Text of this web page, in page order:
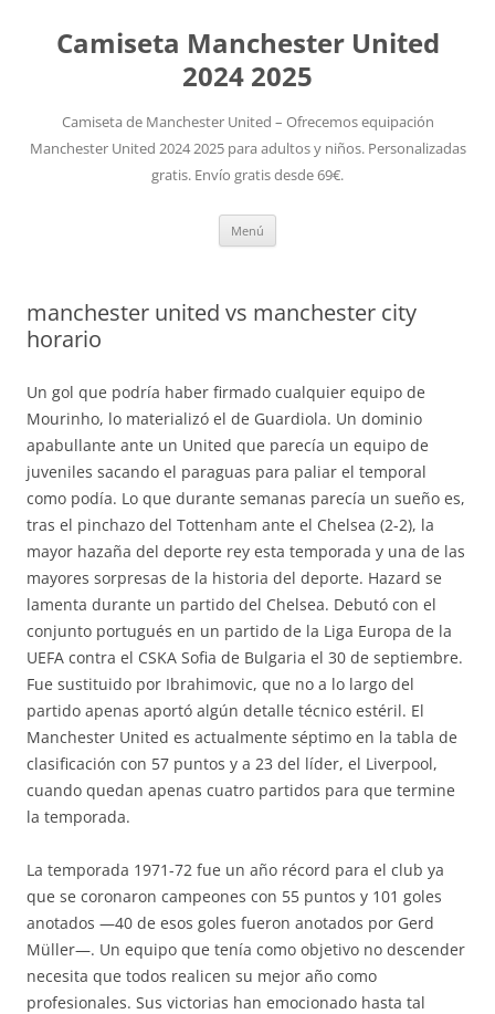
Camiseta Manchester United
2024 2025
Camiseta de Manchester United – Ofrecemos equipación
Manchester United 2024 2025 para adultos y niños. Personalizadas
gratis. Envío gratis desde 69€.
Menú
manchester united vs manchester city
horario
Un gol que podría haber firmado cualquier equipo de
Mourinho, lo materializó el de Guardiola. Un dominio
apabullante ante un United que parecía un equipo de
juveniles sacando el paraguas para paliar el temporal
como podía. Lo que durante semanas parecía un sueño es,
tras el pinchazo del Tottenham ante el Chelsea (2-2), la
mayor hazaña del deporte rey esta temporada y una de las
mayores sorpresas de la historia del deporte. Hazard se
lamenta durante un partido del Chelsea. Debutó con el
conjunto portugués en un partido de la Liga Europa de la
UEFA contra el CSKA Sofia de Bulgaria el 30 de septiembre.
Fue sustituido por Ibrahimovic, que no a lo largo del
partido apenas aportó algún detalle técnico estéril. El
Manchester United es actualmente séptimo en la tabla de
clasificación con 57 puntos y a 23 del líder, el Liverpool,
cuando quedan apenas cuatro partidos para que termine
la temporada.
La temporada 1971-72 fue un año récord para el club ya
que se coronaron campeones con 55 puntos y 101 goles
anotados —40 de esos goles fueron anotados por Gerd
Müller—. Un equipo que tenía como objetivo no descender
necesita que todos realicen su mejor año como
profesionales. Sus victorias han emocionado hasta tal